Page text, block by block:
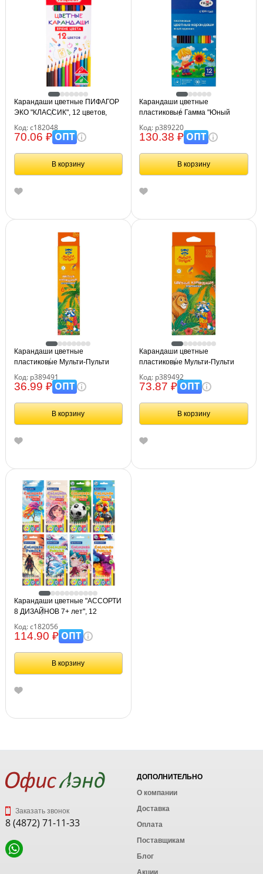
Карандаши цветные ПИФАГОР
ЭКО "КЛАССИК", 12 цветов,
Код: с182048
70.06 ₽ОПТ
В корзину
Карандаши цветные
пластиковые Гамма "Юный
картон. упаковка, европодвес
Код: р389220
130.38 ₽ОПТ
В корзину
Карандаши цветные
пластиковые Мульти-Пульти
шестигран., заточен., картон,
европодвес
Код: р389491
36.99 ₽ОПТ
В корзину
Карандаши цветные
пластиковые Мульти-Пульти
шестигран., заточен., картон,
европодвес
Код: р389492
73.87 ₽ОПТ
В корзину
Карандаши цветные "АССОРТИ
8 ДИЗАЙНОВ 7+ лет", 12
BRAUBERG, 182056
Код: с182056
114.90 ₽ОПТ
В корзину
Заказать звонок
8 (4872) 71-11-33
ДОПОЛНИТЕЛЬНО
О компании
Доставка
Оплата
Поставщикам
Блог
Акции